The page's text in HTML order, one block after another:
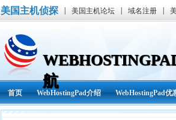
美国主机侦探 美国主机论坛 域名注册
航
首页 WebHostingPad介绍 WebHostingPad优
WebHostingPad资讯 其他